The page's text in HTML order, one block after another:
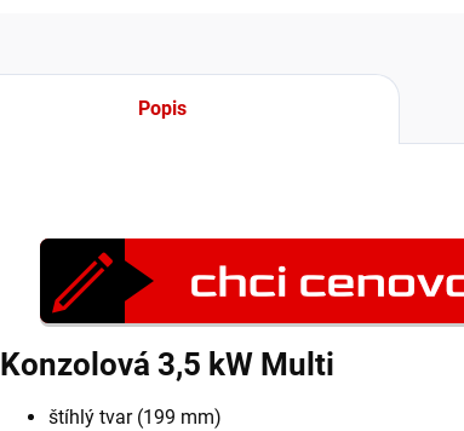
Popis
Konzolová 3,5 kW Multi
štíhlý tvar (199 mm)